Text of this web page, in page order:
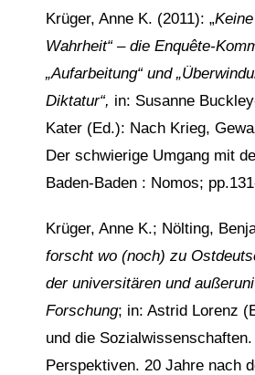
Krüger, Anne K. (2011): „
Wahrheit“ – die Enquête-
„Aufarbeitung“ und
Diktatur“, in: Susanne
Kater (Ed.): Nach Krieg,
Der schwierige Umgang mit
Baden-Baden : Nomos;
Krüger, Anne K.; Nölting,
forscht wo (noch) zu
der universitären und
Forschung; in: Astrid Lorenz
und die
Perspektiven. 20 Jahre nach